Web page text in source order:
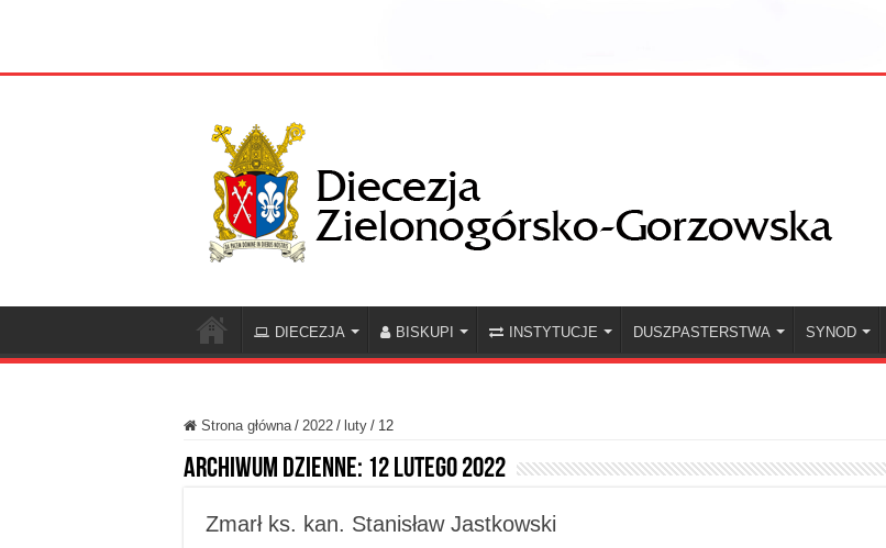
DIECEZJA BISKUPI INSTYTUCJE DUSZPASTERSTWA SYNOD
Strona główna / 2022 / luty / 12
Archiwum dzienne: 12 lutego 2022
Zmarł ks. kan. Stanisław Jastkowski